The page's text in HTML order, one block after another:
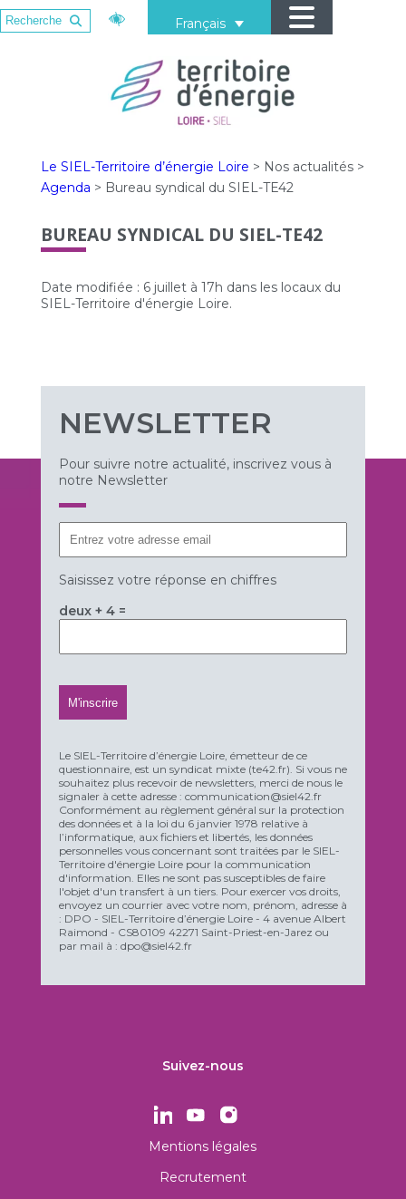
Français
Le SIEL-Territoire d’énergie Loire > Nos actualités>
Agenda > Bureau syndical du SIEL-TE42
BUREAU SYNDICAL DU SIEL-TE42
Date modifiée : 6 juillet à 17h dans les locaux du
SIEL-Territoire d'énergie Loire.
NEWSLETTER
Pour suivre notre actualité, inscrivez vous à
notre Newsletter
Saisissez votre réponse en chiffres
deux + 4 =
Le SIEL-Territoire d’énergie Loire, émetteur de ce
questionnaire, est un syndicat mixte (te42.fr). Si vous ne
souhaitez plus recevoir de newsletters, merci de nous le
signaler à cette adresse : communication@siel42.fr
Conformément au règlement général sur la protection
des données et à la loi du 6 janvier 1978 relative à
l’informatique, aux fichiers et libertés, les données
personnelles vous concernant sont traitées par le SIEL-
Territoire d'énergie Loire pour la communication
d'information. Elles ne sont pas susceptibles de faire
l'objet d'un transfert à un tiers. Pour exercer vos droits,
envoyez un courrier avec votre nom, prénom, adresse à
: DPO - SIEL-Territoire d’énergie Loire - 4 avenue Albert
Raimond - CS80109 42271 Saint-Priest-en-Jarez ou
par mail à : dpo@siel42.fr
Suivez-nous
Mentions légales
Recrutement